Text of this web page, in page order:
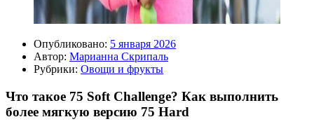
Опубликовано: 5 января 2026
Автор: Марианна Скрипаль
Рубрики: Овощи и фрукты
Что такое 75 Soft Challenge? Как выполнить
более мягкую версию 75 Hard